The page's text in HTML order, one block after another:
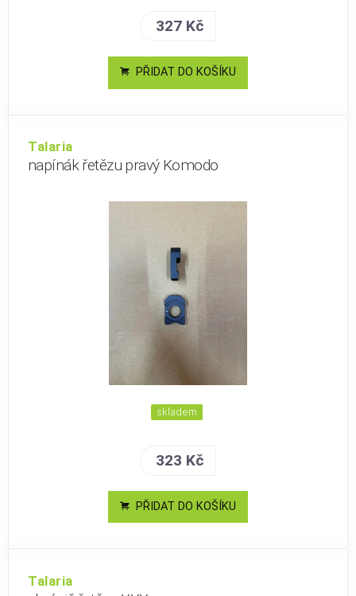
327 Kč
PŘIDAT DO KOŠÍKU
Talaria
napínák řetězu pravý Komodo
skladem
323 Kč
PŘIDAT DO KOŠÍKU
Talaria